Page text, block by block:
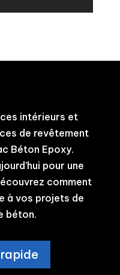
intérieurs et
de revêtement
Béton Epoxy.
pour une
comment
à vos projets de
béton.